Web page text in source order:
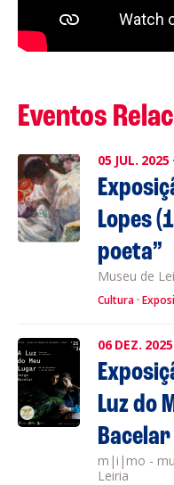
Eventos
05 JUL. 2025 ·
Lopes
poeta”
Museu de
Cultura
06 DEZ. 2025
Luz do
Bacelar
m|i|mo -
Leiria